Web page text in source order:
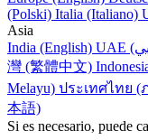
(Polski) Italia (Italiano)
Asia
India (English)
灣 (繁體中文)
Melayu) ประเทศไทย (
本語)
Si es necesario, puede